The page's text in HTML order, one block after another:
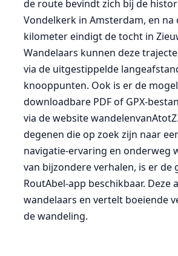
de route bevindt zich bij de
Vondelkerk in Amsterdam, en na
kilometer eindigt de tocht in
Wandelaars kunnen deze
via de uitgestippelde
knooppunten. Ook is er de
downloadbare PDF of GPX-
via de website
degenen die op zoek zijn naar
navigatie-ervaring en onderweg
van bijzondere verhalen, is er de
RoutAbel-app beschikbaar. Deze
wandelaars en vertelt boeiende
de wandeling.